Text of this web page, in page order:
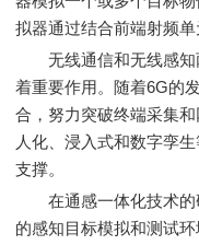
拟器通过结合前端射频单
无线通信和无线感知
着重要作用。随着6G的
合，努力突破终端采集
人化、浸入式和数字孪
支撑。
在通感一体化技术的
的感知目标模拟和测试